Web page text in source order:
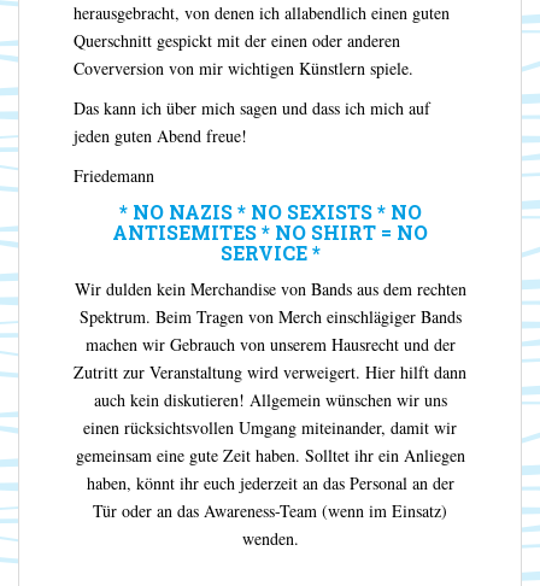
herausgebracht, von denen ich allabendlich einen guten
Querschnitt gespickt mit der einen oder anderen
Coverversion von mir wichtigen Künstlern spiele.
Das kann ich über mich sagen und dass ich mich auf
jeden guten Abend freue!
Friedemann
* NO NAZIS * NO SEXISTS * NO
ANTISEMITES * NO SHIRT = NO
SERVICE *
Wir dulden kein Merchandise von Bands aus dem rechten
Spektrum. Beim Tragen von Merch einschlägiger Bands
machen wir Gebrauch von unserem Hausrecht und der
Zutritt zur Veranstaltung wird verweigert. Hier hilft dann
auch kein diskutieren! Allgemein wünschen wir uns
einen rücksichtsvollen Umgang miteinander, damit wir
gemeinsam eine gute Zeit haben. Solltet ihr ein Anliegen
haben, könnt ihr euch jederzeit an das Personal an der
Tür oder an das Awareness-Team (wenn im Einsatz)
wenden.